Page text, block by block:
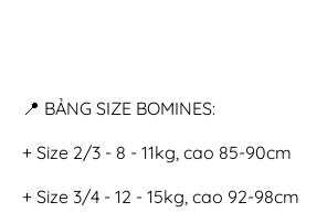
📍 BẢNG SIZE BOMINES:
+ Size 2/3 - 8 - 11kg, cao 85-90cm
+ Size 3/4 - 12 - 15kg, cao 92-98cm